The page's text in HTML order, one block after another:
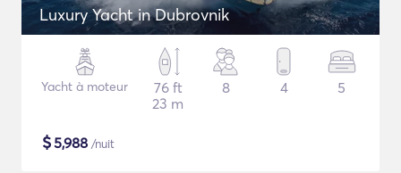
Luxury Yacht in Dubrovnik
Yacht à moteur
76 ft
23 m
8 4 5
$5,988 /nuit